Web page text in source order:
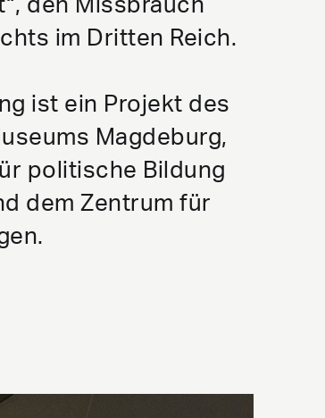
den Missbrauch
im Dritten Reich.
ist ein Projekt des
Magdeburg,
politische Bildung
dem Zentrum für